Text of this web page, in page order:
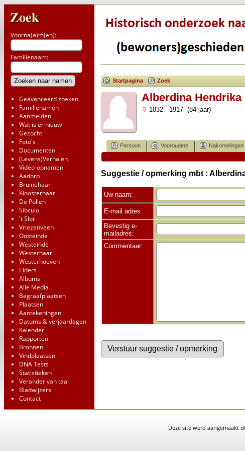
Zoek
Voorna(a)m(en):
Familienaam:
Geavanceerd zoeken
Familienamen
Aanmelden
Wat is er nieuw
Gezocht
Foto's
Documenten
(Levens)Verhalen
Video-opnamen
Aadorp
Bruinehaar
Kloosterhaar
De Pollen
Sibculo
't Slot
Vriezenveen
Oosteinde
Westeinde
Westerhaar
Westerhoeven
Elders
Albums
Alle Media
Begraafplaatsen
Plaatsen
Aantekeningen
Datums & verjaardagen
Kalender
Rapporten
Bronnen
Vindplaatsen
DNA Tests
Statistieken
Verander van taal
Bladwijzers
Contact
Startpagina Zoek
Alberdina Hendrika
1832 - 1917 (84 jaar)
Persoon Voorouders Nakomelingen
Suggestie / opmerking mbt :
Uw naam:
E-mail adres:
Bevestig e-
mailadres:
Commentaar:
Deze site werd aangemaakt